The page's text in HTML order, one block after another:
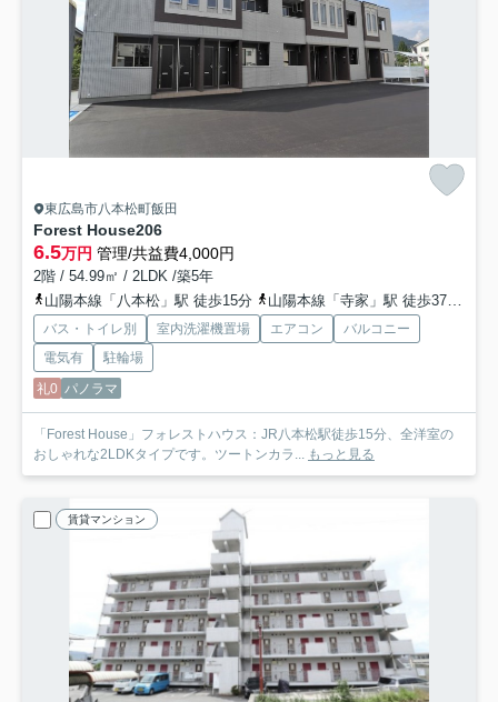
東広島市八本松町飯田
Forest House206
6.5万円 管理/共益費4,000円
2階 / 54.99㎡ / 2LDK /築5年
山陽本線「八本松」駅 徒歩15分
山陽本線「寺家」駅 徒歩37分
バス・トイレ別 室内洗濯機置場 エアコン
バルコニー
電気有
駐輪場
礼0 パノラマ
「Forest House」フォレストハウス：JR八本松駅徒歩15分、全洋室の
おしゃれな2LDKタイプです。ツートンカラ... もっと見る
賃貸マンション